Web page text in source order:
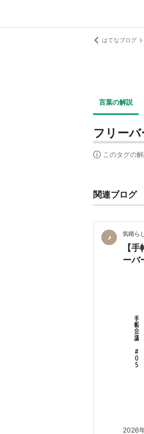
はてなブログ
言葉の解説
フリー
このタグの
関連ブログ
気晴ら
【
ーバ
2026